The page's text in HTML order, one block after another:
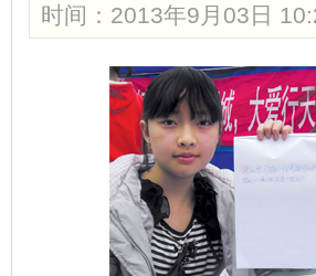
时间：2013年9月03日